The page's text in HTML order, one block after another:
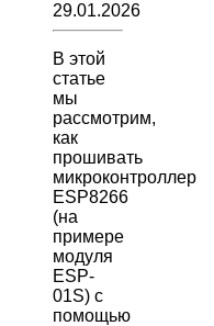
29.01.2026
В этой
статье
мы
рассмотрим,
как
прошивать
микроконтроллер
ESP8266
(на
примере
модуля
ESP-
01S) с
помощью